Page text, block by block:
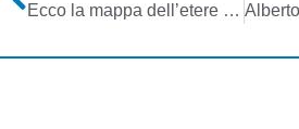
Ecco la mappa dell’etere italiano, per prepararsi alla sfida del digitale